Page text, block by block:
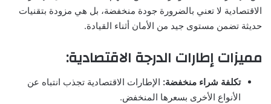
الاقتصادية لا تعني بالضرورة جودة منخفضة، بل هي مزودة بتقنيات
حديثة تضمن مستوى جيد من الأمان أثناء القيادة.
مميزات إطارات الدرجة الاقتصادية:
تكلفة شراء منخفضة: الإطارات الاقتصادية تجذب انتباه عن
الأنواع الأخرى بسعرها المنخفض.